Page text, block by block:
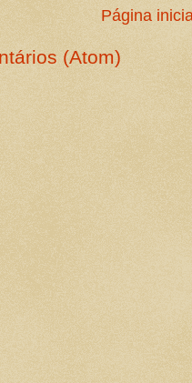
Página
(Atom)